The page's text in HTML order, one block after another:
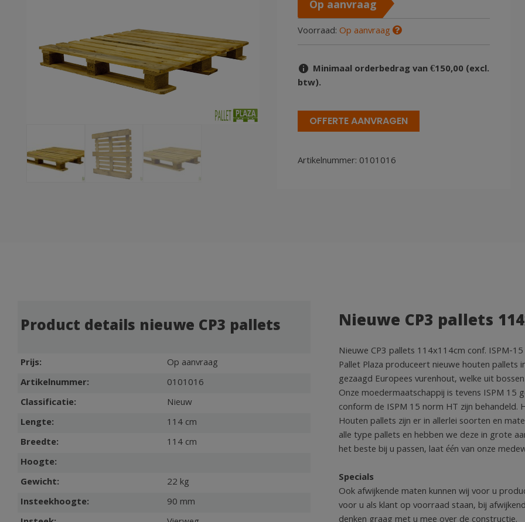
Op aanvraag
Voorraad: Op aanvraag
Minimaal orderbedrag van €150,00 (excl.
btw).
OFFERTE AANVRAGEN
Artikelnummer: 0101016
Product details nieuwe CP3 pallets
Prijs:
Op aanvraag
Artikelnummer:
0101016
Classificatie:
Nieuw
Lengte:
114 cm
Breedte:
114 cm
Hoogte:
Gewicht:
22 kg
Insteekhoogte:
90 mm
Nieuwe CP3 pallets
Nieuwe CP3 pallets 114x114cm conf. ISPM-
Pallet Plaza produceert nieuwe houten pallets
gezaagd Europees vurenhout, welke uit
Onze moedermaatschappij is tevens ISPM 15
conform de ISPM 15 norm HT zijn
Houten pallets zijn er in allerlei soorten en
alle type pallets en hebben we deze in grote
het beste bij u passen, laat één van onze
Specials
Ook afwijkende maten kunnen wij voor u
voor u als klant op voorraad staan, bij